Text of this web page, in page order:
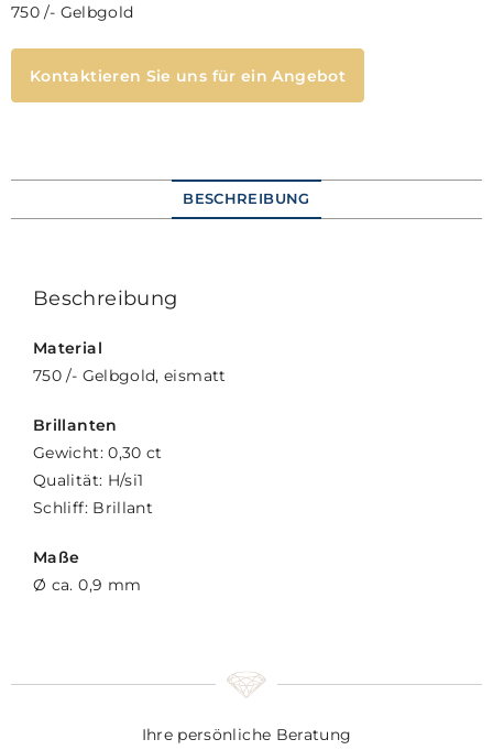
750 /- Gelbgold
Kontaktieren Sie uns für ein Angebot
BESCHREIBUNG
Beschreibung
Material
750 /- Gelbgold, eismatt
Brillanten
Gewicht: 0,30 ct
Qualität: H/si1
Schliff: Brillant
Maße
Ø ca. 0,9 mm
Ihre persönliche Beratung